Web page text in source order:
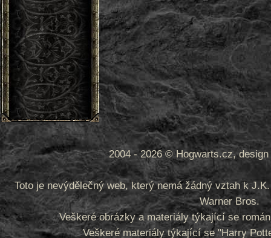
2004 - 2026 © Hogwarts.cz,
Toto je nevýdělečný web, který nemá žádný vztah k
Warner Bros.
Veškeré obrázky a materiály týkající se
Veškeré materiály týkající se "Harry